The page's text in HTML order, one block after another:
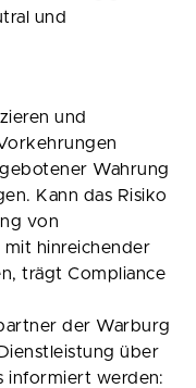
und
und
Wahrung
Kann das Risiko
von
mit hinreichender
trägt Compliance
der Warburg
über
informiert werden: